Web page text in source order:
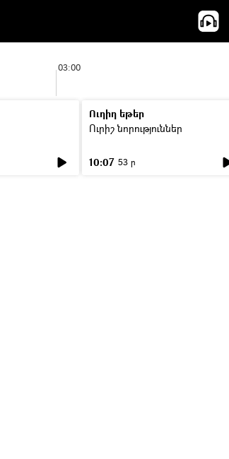
03:00
Ուղիղ եթեր
Ուրիշ նորություններ
10:07 53 ր